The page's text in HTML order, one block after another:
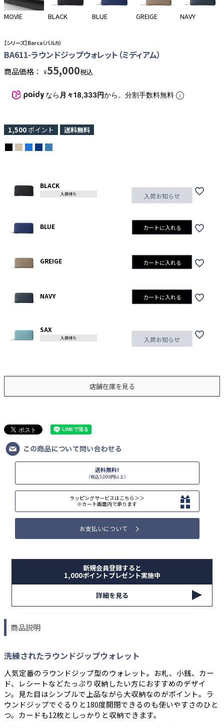
MOVIE BLACK BLUE GREIGE NAVY
【シリーズ】Barca（バルカ）
BA611-ラウンドジップウォレット（ミディアム）
商品価格： ¥55,000税込
なら 月々18,333円から。分割手数料無料
1,500 ポイント 送料無料
BLACK
入荷待ち 入荷お知らせ
BLUE カートに入れる
GREIGE カートに入れる
NAVY カートに入れる
SAX
入荷待ち 入荷お知らせ
店舗在庫を見る
送料無料!
（税込5,000円以上）
ラッピングサービスはこちら＞＞
※カート画面内で承ります
お支払いについて
新規会員登録すると
1,000ポイントプレゼント実施中
詳細を見る
商品説明
洗練されたラウンドジップウォレット
人気定番のラウンドジップ型のウォレット。お札、小銭、カー
ド、レシートなどたっぷり収納したい方におすすめのデザイ
ン。見た目はシンプルで上品ながら大収納なのがポイント。ラ
ウンドジップでぐるりと180度開閉できるのも使いやすさのひと
つ。カードも12枚としっかりと収納できます。